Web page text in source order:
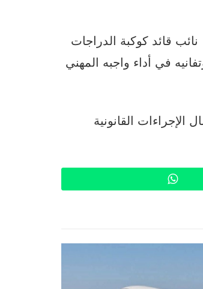
قائد كوكبة الدراجات
في أداء واجبه المهني
القانونية